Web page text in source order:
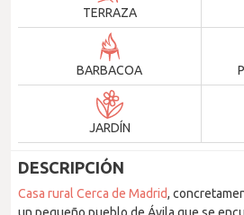
TERRAZA
BARBACOA
JARDÍN
DESCRIPCIÓN
Casa rural Cerca de Madrid,